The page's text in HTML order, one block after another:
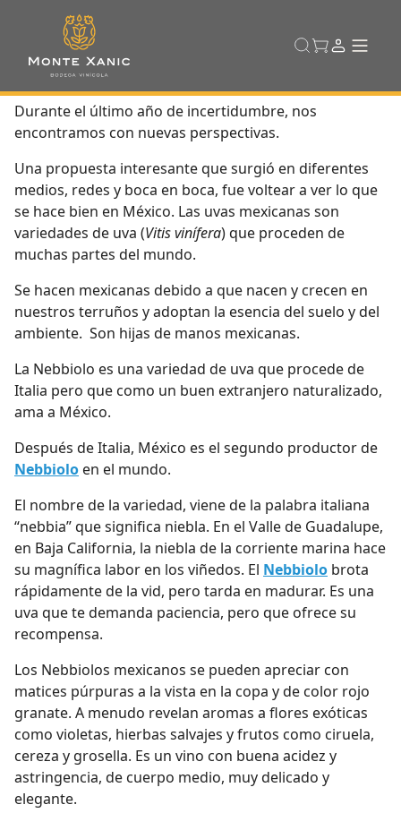
Durante el último año de incertidumbre, nos
encontramos con nuevas perspectivas.
Una propuesta interesante que surgió en diferentes
medios, redes y boca en boca, fue voltear a ver lo que
se hace bien en México. Las uvas mexicanas son
variedades de uva (Vitis vinífera) que proceden de
muchas partes del mundo.
Se hacen mexicanas debido a que nacen y crecen en
nuestros terruños y adoptan la esencia del suelo y del
ambiente. Son hijas de manos mexicanas.
La Nebbiolo es una variedad de uva que procede de
Italia pero que como un buen extranjero naturalizado,
ama a México.
Después de Italia, México es el segundo productor de
Nebbiolo en el mundo.
El nombre de la variedad, viene de la palabra italiana
“nebbia” que significa niebla. En el Valle de Guadalupe,
en Baja California, la niebla de la corriente marina hace
su magnífica labor en los viñedos. El Nebbiolo brota
rápidamente de la vid, pero tarda en madurar. Es una
uva que te demanda paciencia, pero que ofrece su
recompensa.
Los Nebbiolos mexicanos se pueden apreciar con
matices púrpuras a la vista en la copa y de color rojo
granate. A menudo revelan aromas a flores exóticas
como violetas, hierbas salvajes y frutos como ciruela,
cereza y grosella. Es un vino con buena acidez y
astringencia, de cuerpo medio, muy delicado y
elegante.